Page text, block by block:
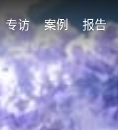
专访 案例 报告